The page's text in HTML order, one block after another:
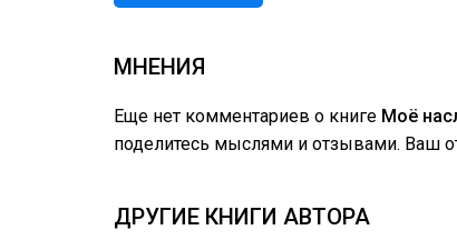
МНЕНИЯ
Еще нет комментариев о книге Моё
поделитесь мыслями и отзывами. Ваш
ДРУГИЕ КНИГИ АВТОРА